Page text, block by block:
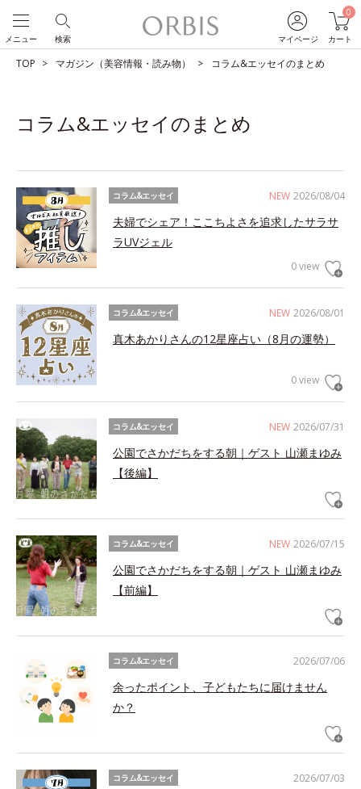
マイページ
0
カート
検索
メニュー
TOP マガジン（美容情報・読み物） コラム&エッセイのまとめ
コラム&エッセイのまとめ
NEW 2026/08/04
コラム&エッセイ
夫婦でシェア！ここちよさを追求したサラサ
ラUVジェル
0 view
NEW 2026/08/01
コラム&エッセイ
真木あかりさんの12星座占い（8月の運勢）
0 view
NEW 2026/07/31
コラム&エッセイ
公園でさかだちをする朝｜ゲスト 山瀬まゆみ
【後編】
NEW 2026/07/15
コラム&エッセイ
公園でさかだちをする朝｜ゲスト 山瀬まゆみ
【前編】
2026/07/06
コラム&エッセイ
余ったポイント、子どもたちに届けません
か？
2026/07/03
コラム&エッセイ